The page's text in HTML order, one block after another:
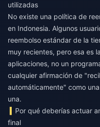
utilizadas
No existe una política de
en Indonesia. Algunos
reembolso estándar de la
muy recientes, pero esa es
aplicaciones, no un
cualquier afirmación de
automáticamente" como
una.
Por qué deberías actuar
final